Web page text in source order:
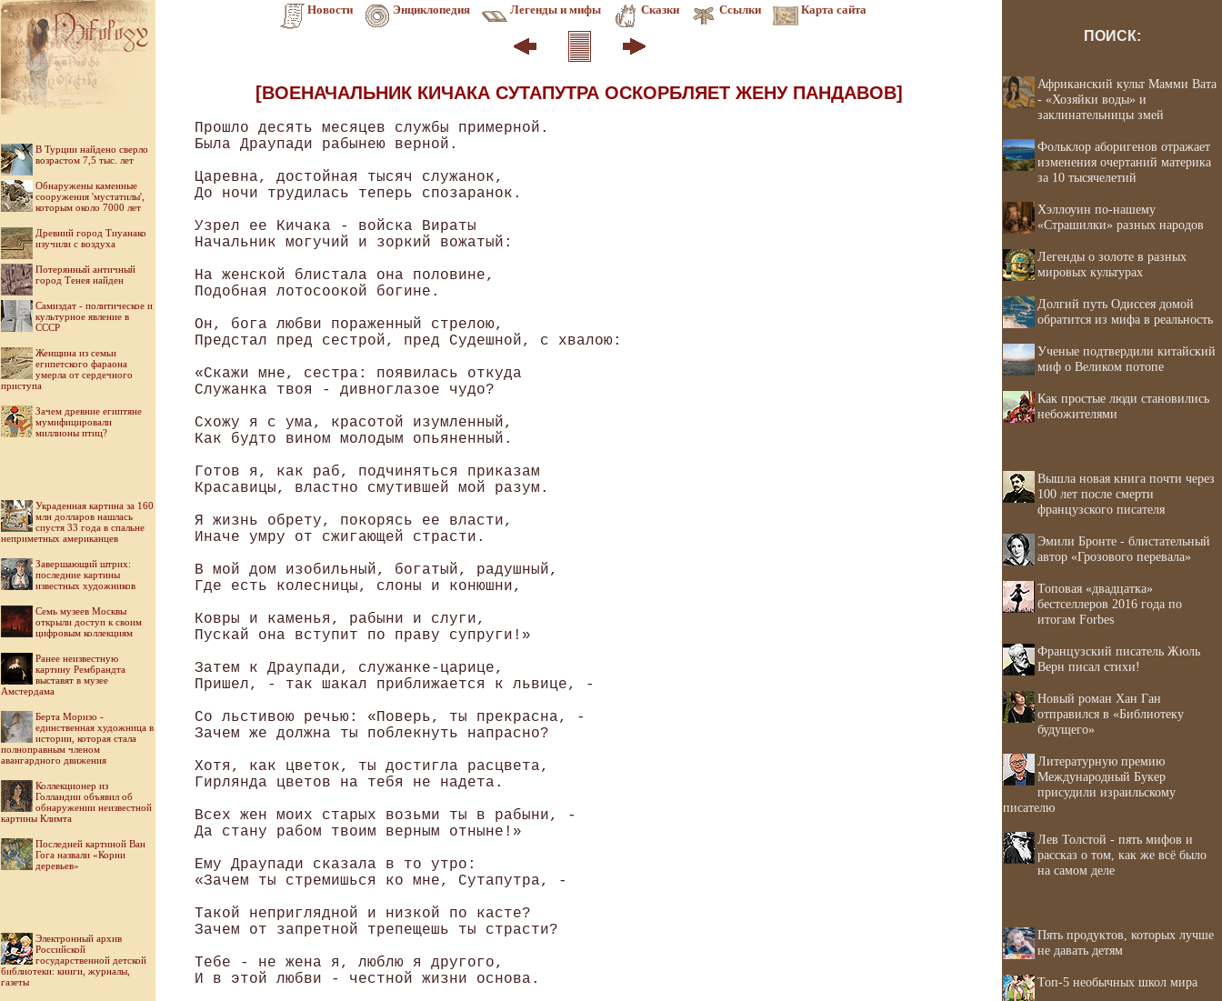
Новости Энциклопедия Легенды и мифы Сказки Ссылки Карта сайта
В Турции найдено сверло
возрастом 7,5 тыс. лет
Обнаружены каменные
сооружения 'мустатилы',
которым около 7000 лет
Древний город Тиуанако
изучили с воздуха
Потерянный античный
город Тенея найден
Самиздат - политическое и
культурное явление в
СССР
Женщина из семьи
египетского фараона
умерла от сердечного
приступа
Зачем древние египтяне
мумифицировали
миллионы птиц?
Украденная картина за 160
млн долларов нашлась
спустя 33 года в спальне
неприметных американцев
Завершающий штрих:
последние картины
известных художников
Семь музеев Москвы
открыли доступ к своим
цифровым коллекциям
Ранее неизвестную
картину Рембрандта
выставят в музее
Амстердама
Берта Моризо -
единственная художница в
истории, которая стала
полноправным членом
авангардного движения
Коллекционер из
Голландии объявил об
обнаружении неизвестной
картины Климта
Последней картиной Ван
Гога назвали «Корни
деревьев»
Электронный архив
Российской
государственной детской
библиотеки: книги, журналы,
газеты
[ВОЕНАЧАЛЬНИК КИЧАКА СУТАПУТРА ОСКОРБЛЯЕТ ЖЕНУ ПАНДАВОВ]
Прошло десять месяцев службы примерной.
Была Драупади рабынею верной.
Царевна, достойная тысяч служанок,
До ночи трудилась теперь спозаранок.
Узрел ее Кичака - войска Вираты
Начальник могучий и зоркий вожатый:
На женской блистала она половине,
Подобная лотосоокой богине.
Он, бога любви пораженный стрелою,
Предстал пред сестрой, пред Судешной, с хвалою:
«Скажи мне, сестра: появилась откуда
Служанка твоя - дивноглазое чудо?
Схожу я с ума, красотой изумленный,
Как будто вином молодым опьяненный.
Готов я, как раб, подчиняться приказам
Красавицы, властно смутившей мой разум.
Я жизнь обрету, покорясь ее власти,
Иначе умру от сжигающей страсти.
В мой дом изобильный, богатый, радушный,
Где есть колесницы, слоны и конюшни,
Ковры и каменья, рабыни и слуги,
Пускай она вступит по праву супруги!»
Затем к Драупади, служанке-царице,
Пришел, - так шакал приближается к львице, -
Со льстивою речью: «Поверь, ты прекрасна, -
Зачем же должна ты поблекнуть напрасно?
Хотя, как цветок, ты достигла расцвета,
Гирлянда цветов на тебя не надета.
Всех жен моих старых возьми ты в рабыни, -
Да стану рабом твоим верным отныне!»
Ему Драупади сказала в то утро:
«Зачем ты стремишься ко мне, Сутапутра, -
Такой неприглядной и низкой по касте?
Зачем от запретной трепещешь ты страсти?
Тебе - не жена я, люблю я другого,
И в этой любви - честной жизни основа.
ПОИСК:
Африканский культ Мамми Вата
- «Хозяйки воды» и
заклинательницы змей
Фольклор аборигенов отражает
изменения очертаний материка
за 10 тысячелетий
Хэллоуин по-нашему
«Страшилки» разных народов
Легенды о золоте в разных
мировых культурах
Долгий путь Одиссея домой
обратится из мифа в реальность
Ученые подтвердили китайский
миф о Великом потопе
Как простые люди становились
небожителями
Вышла новая книга почти через
100 лет после смерти
французского писателя
Эмили Бронте - блистательный
автор «Грозового перевала»
Топовая «двадцатка»
бестселлеров 2016 года по
итогам Forbes
Французский писатель Жюль
Верн писал стихи!
Новый роман Хан Ган
отправился в «Библиотеку
будущего»
Литературную премию
Международный Букер
присудили израильскому
писателю
Лев Толстой - пять мифов и
рассказ о том, как же всё было
на самом деле
Пять продуктов, которых лучше
не давать детям
Топ-5 необычных школ мира